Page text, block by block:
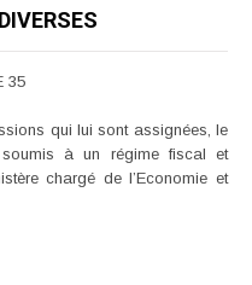
35
qui lui sont assignées, le
à un régime fiscal et
chargé de l’Economie et